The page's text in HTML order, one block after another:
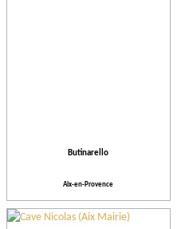
Butinarello
Aix-en-Provence